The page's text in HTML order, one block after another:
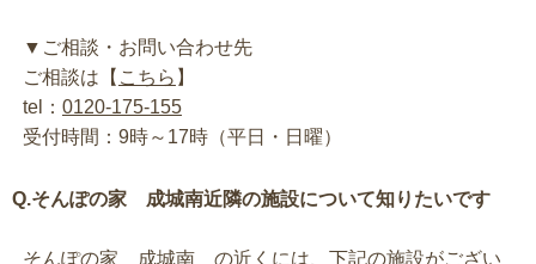
▼ご相談・お問い合わせ先
ご相談は【 こちら 】
tel： 0120-175-155
受付時間：9時～17時（平日・日曜）
Q.そんぽの家 成城南近隣の施設について知りたいです
そんぽの家 成城南 の近くには、下記の施設がござい